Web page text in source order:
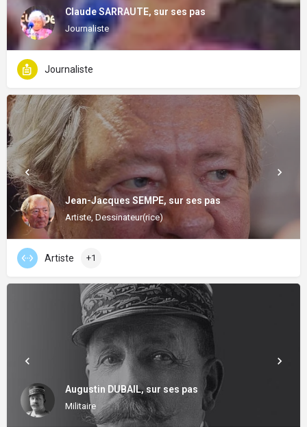
Claude SARRAUTE, sur ses pas
Journaliste
Journaliste
Jean-Jacques SEMPE, sur ses pas
Artiste, Dessinateur(rice)
Artiste +1
Augustin DUBAIL, sur ses pas
Militaire